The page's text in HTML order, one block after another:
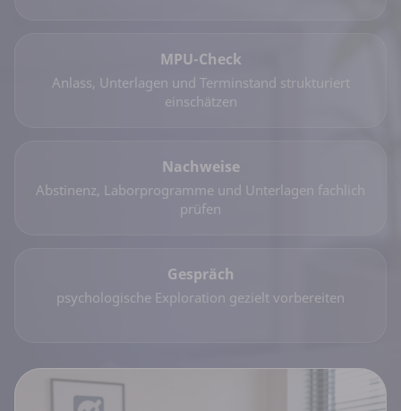
MPU-Check
Anlass, Unterlagen und Terminstand strukturiert
einschätzen
Nachweise
Abstinenz, Laborprogramme und Unterlagen fachlich
prüfen
Gespräch
psychologische Exploration gezielt vorbereiten